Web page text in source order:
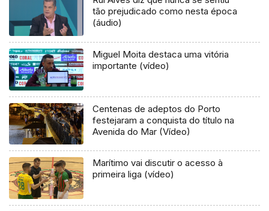
tão prejudicado como nesta época
(áudio)
Miguel Moita destaca uma vitória
importante (vídeo)
Centenas de adeptos do Porto
festejaram a conquista do título na
Avenida do Mar (Vídeo)
Marítimo vai discutir o acesso à
primeira liga (vídeo)